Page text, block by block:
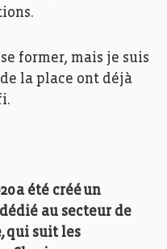
.
former, mais je suis
la place ont déjà
a été créé un
au secteur de
qui suit les